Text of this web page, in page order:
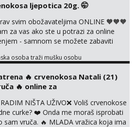
materijal u kojem se sama
s kolegicama, s dečkom, igračkama
dopisivanje o seksi temama koje
🤭 Čekam...
ljepotica 20g. 🤭
svim obožavateljima ONLINE 🧡🧡🧡
za vas ako ste u potrazi za online
- samnom se možete zabaviti
radim i u paru i trojci s kolegicama,
i hot line pozive. Za vas sam
i slike s licem u raznim
isto kao i razna videa 😈
kinky stvari i dominaciju 🤫 ...
osoba traži mušku osobu
‎️‍🔥 crvenokosa Natali (21)
️‍🔥 online za
NIŠTA UŽIVO❌ Voliš crvenokose
curke? ❤️ Onda me moraš isprobati
sam vruča.‎ ️‍🔥 MLADA vražica koja ima